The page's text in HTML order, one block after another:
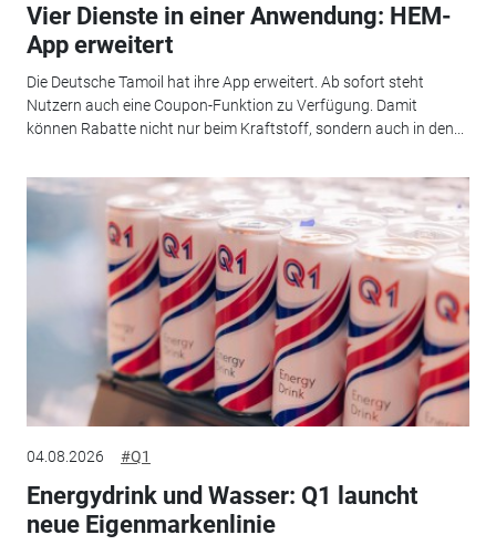
Vier Dienste in einer Anwendung: HEM-
App erweitert
Die Deutsche Tamoil hat ihre App erweitert. Ab sofort steht
Nutzern auch eine Coupon-Funktion zu Verfügung. Damit
können Rabatte nicht nur beim Kraftstoff, sondern auch in den...
04.08.2026 #Q1
Energydrink und Wasser: Q1 launcht
neue Eigenmarkenlinie